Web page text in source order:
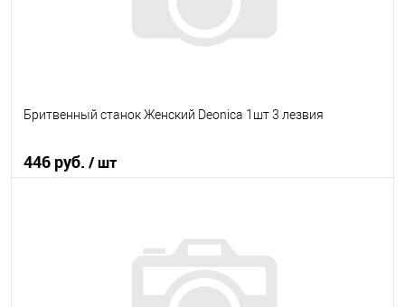
Бритвенный станок Женский Deonica 1шт 3 лезвия
446 руб. / шт
В наличии